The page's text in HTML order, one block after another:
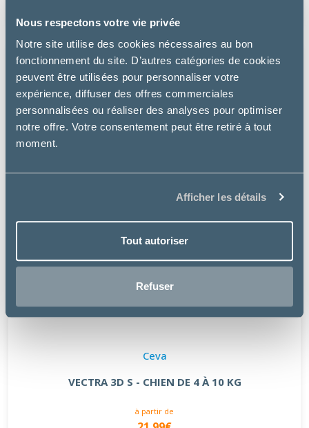
Nous respectons votre vie privée
Notre site utilise des cookies nécessaires au bon
fonctionnement du site. D’autres catégories de cookies
peuvent être utilisées pour personnaliser votre
expérience, diffuser des offres commerciales
personnalisées ou réaliser des analyses pour optimiser
notre offre. Votre consentement peut être retiré à tout
moment.
Afficher les détails
Tout autoriser
Refuser
Ceva
VECTRA 3D S - CHIEN DE 4 À 10 KG
à partir de